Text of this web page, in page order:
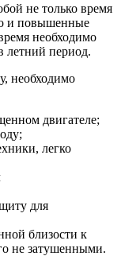
не только время
и повышенные
необходимо
летний период.
необходимо
двигателе;
легко
для
близости к
не затушенными.